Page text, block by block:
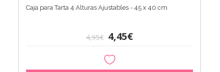
Caja para Tarta 4 Alturas Ajustables - 45 x 40 cm
4,95€ 4,45€